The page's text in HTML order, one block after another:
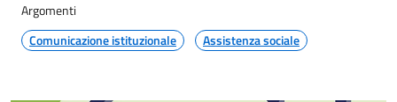
Argomenti
Comunicazione istituzionale
Assistenza sociale